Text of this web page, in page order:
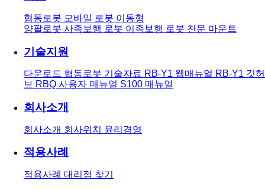
협동로봇 모바일 로봇 이동형
양팔로봇 사족보행 로봇 이족보행 로봇 천문 마운트
기술지원
다운로드 협동로봇 기술자료 RB-Y1 웹매뉴얼 RB-Y1 깃허
브 RBQ 사용자 매뉴얼 S100 매뉴얼
회사소개
회사소개 회사위치 윤리경영
적용사례
적용사례 대리점 찾기